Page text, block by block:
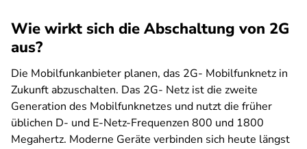
Wie wirkt sich die Abschaltung von 2G
aus?
Die Mobilfunkanbieter planen, das 2G- Mobilfunknetz in
Zukunft abzuschalten. Das 2G- Netz ist die zweite
Generation des Mobilfunknetzes und nutzt die früher
üblichen D- und E-Netz-Frequenzen 800 und 1800
Megahertz. Moderne Geräte verbinden sich heute längst